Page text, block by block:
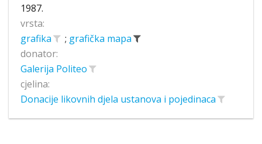
1987.
vrsta:
grafika
; grafička mapa
donator:
Galerija Politeo
cjelina:
Donacije likovnih djela ustanova i pojedinaca